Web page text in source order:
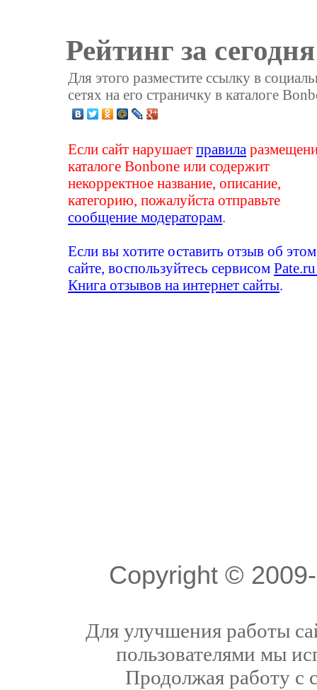
Рейтинг за
Для этого разместите ссылку в
сетях на его страничку в каталоге
Если сайт нарушаетправила
каталоге Bonbone или содержит
некорректное название, описание,
категорию, пожалуйста отправьте
сообщение модераторам
Если вы хотите оставить отзыв об этом
сайте, воспользуйтесь сервисом
Книга отзывов на интернет сайты
Copyright ©
Для улучшения работы
пользователями мы
Продолжая работу с